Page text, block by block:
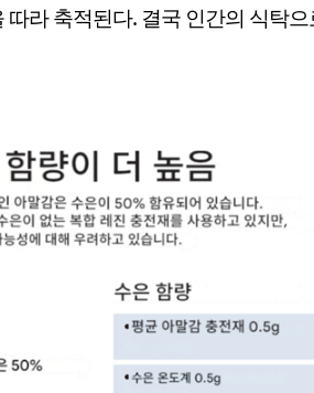
라 축적된다. 결국 인간의 식탁